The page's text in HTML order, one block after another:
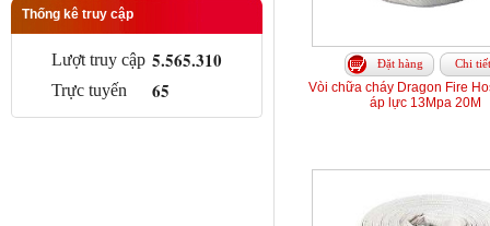
Thống kê truy cập
Lượt truy cập 5.565.310
Trực tuyến 65
Đặt hàng Chi tiết
Vòi chữa cháy Dragon Fire
áp lực 13Mpa 20M